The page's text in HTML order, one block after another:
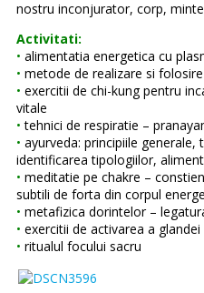
nostru inconjurator, corp,
Activitati:
• alimentatia energetica cu
• metode de realizare si
• exercitii de chi-kung pentru
vitale
• tehnici de respiratie –
• ayurveda: principiile
identificarea tipologiilor,
• meditatie pe chakre –
subtili de forta din corpul
• metafizica dorintelor –
• exercitii de activarea a
• ritualul focului sacru